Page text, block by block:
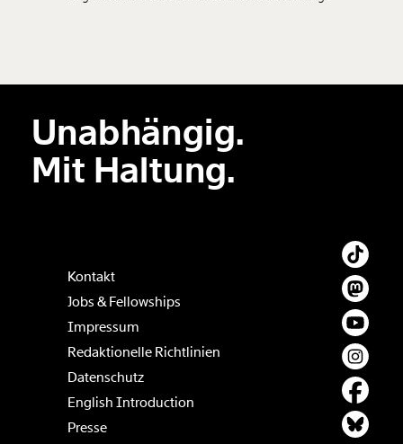
Der Inhalt dieses Feldes wird nicht öffentlich zugänglich angezeigt.
Unabhängig.
Mit Haltung.
Kontakt
Jobs & Fellowships
Impressum
Redaktionelle Richtlinien
Datenschutz
English Introduction
Presse